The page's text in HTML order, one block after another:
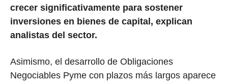
crecer significativamente para sostener
inversiones en bienes de capital, explican
analistas del sector.
Asimismo, el desarrollo de Obligaciones
Negociables Pyme con plazos más largos aparece